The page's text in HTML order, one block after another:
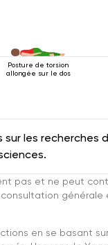
Posture de torsion
allongée sur le dos
les recherches
pas et ne peut
générale
en se basant